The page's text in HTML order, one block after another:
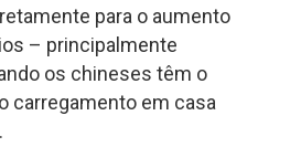
para o aumento
– principalmente
os chineses têm o
carregamento em casa